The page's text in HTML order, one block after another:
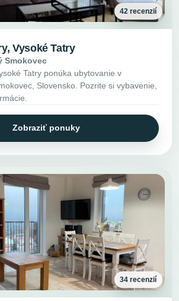
42 recenzií
Vysoké Tatry
Smokovec
Tatry ponúka ubytovanie v
Slovensko. Pozrite si vybavenie,
Zobraziť ponuky
34 recenzií